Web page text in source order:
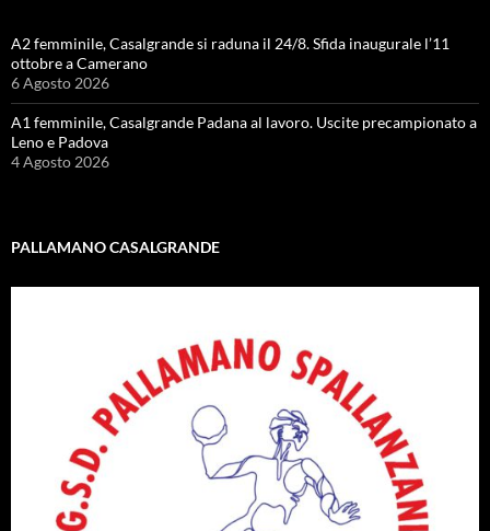
A2 femminile, Casalgrande si raduna il 24/8. Sfida inaugurale l’11
ottobre a Camerano
6 Agosto 2026
A1 femminile, Casalgrande Padana al lavoro. Uscite precampionato a
Leno e Padova
4 Agosto 2026
PALLAMANO CASALGRANDE